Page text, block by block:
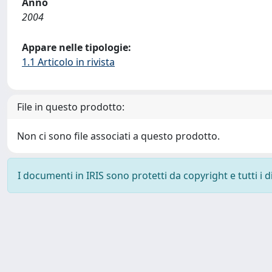
2004
Appare nelle tipologie:
1.1 Articolo in rivista
File in questo prodotto:
Non ci sono file associati a questo prodotto.
I documenti in IRIS sono protetti da copyright e tutti i